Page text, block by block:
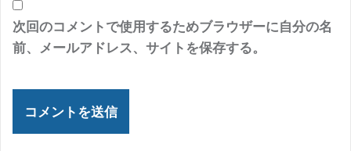
次回のコメントで使用するためブラウザーに自分の名
前、メールアドレス、サイトを保存する。